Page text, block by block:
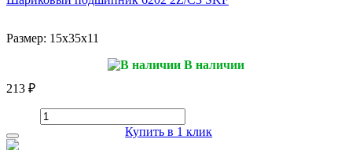
Размер: 15x35x11
В наличии
213 ₽
Купить в 1 клик